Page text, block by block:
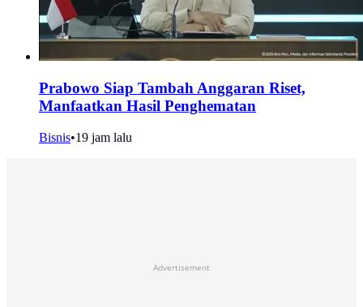
Prabowo Siap Tambah Anggaran Riset,
Manfaatkan Hasil Penghematan
Bisnis•19 jam lalu
Advertisement